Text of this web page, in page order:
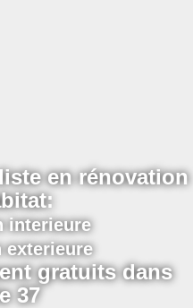
en rénovation
interieure
exterieure
gratuits dans
37